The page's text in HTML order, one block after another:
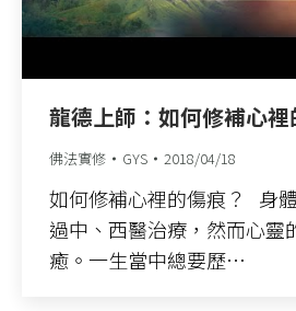
龍德上師：如何修補心裡
佛法實修 GYS 2018/04/18
如何修補心裡的傷痕？ 身
過中、西醫治療，然而心靈
癒。一生當中總要歷…